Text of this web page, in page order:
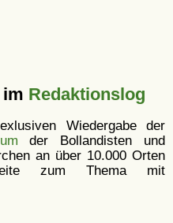
Redaktionslog
Wiedergabe der
der Bollandisten und
an über 10.000 Orten
zum Thema mit